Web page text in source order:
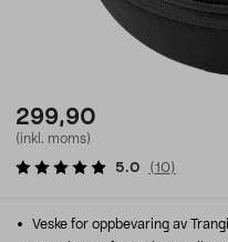
299,90
(inkl. moms)
5.0 (10)
Veske for oppbevaring av